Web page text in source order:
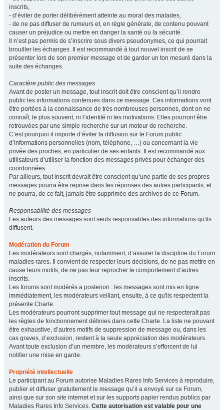
inscrits,
- d’éviter de porter délibérément atteinte au moral des malades,
- de ne pas diffuser de rumeurs et, en règle générale, de contenu pouvant
causer un préjudice ou mettre en danger la santé ou la sécurité.
Il n’est pas permis de s’inscrire sous divers pseudonymes, ce qui pourrait
brouiller les échanges. Il est recommandé à tout nouvel inscrit de se
présenter lors de son premier message et de garder un ton mesuré dans la
suite des échanges.
Caractère public des messages
Avant de poster un message, tout inscrit doit être conscient qu’il rendre
public les informations contenues dans ce message. Ces informations vont
être portées à la connaissance de très nombreuses personnes, dont on ne
connaît, le plus souvent, ni l’identité ni les motivations. Elles pourront être
retrouvées par une simple recherche sur un moteur de recherche.
C’est pourquoi il importe d’éviter la diffusion sur le Forum public
d’informations personnelles (nom, téléphone, …) ou concernant la vie
privée des proches, en particulier de ses enfants. Il est recommandé aux
utilisateurs d’utiliser la fonction des messages privés pour échanger des
coordonnées.
Par ailleurs, tout inscrit devrait être conscient qu’une partie de ses propres
messages pourra être reprise dans les réponses des autres participants, et
ne pourra, de ce fait, jamais être supprimée des archives de ce Forum.
Responsabilité des messages
Les auteurs des messages sont seuls responsables des informations qu'ils
diffusent.
Modération du Forum
Les modérateurs sont chargés, notamment, d’assurer la discipline du Forum
maladies rares. Il convient de respecter leurs décisions, de ne pas mettre en
cause leurs motifs, de ne pas leur reprocher le comportement d’autres
inscrits.
Les forums sont modérés a posteriori : les messages sont mis en ligne
immédiatement, les modérateurs veillant, ensuite, à ce qu'ils respectent la
présente Charte.
Les modérateurs pourront supprimer tout message qui ne respecterait pas
les règles de fonctionnement définies dans cette Charte. La liste ne pouvant
être exhaustive, d’autres motifs de suppression de message ou, dans les
cas graves, d’exclusion, restent à la seule appréciation des modérateurs.
Avant toute exclusion d’un membre, les modérateurs s’efforcent de lui
notifier une mise en garde.
Propriété intellectuelle
Le participant au Forum autorise Maladies Rares Info Services à reproduire,
publier et diffuser gratuitement le message qu’il a envoyé sur ce Forum,
ainsi que sur son site internet et sur les supports papier rendus publics par
Maladies Rares Info Services. Cette autorisation est valable pour une